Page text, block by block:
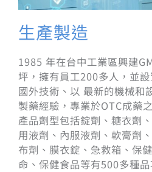
生產製造
1985 年在台中工業區興建
坪，擁有員工200多人，並
國外技術、以 最新的機械和
製藥經驗，專業於OTC成藥
產品劑型包括錠劑、糖衣劑
用液劑、內服液劑、軟膏劑
布劑、膜衣錠、急救箱、保
命、保健食品等有500多種品